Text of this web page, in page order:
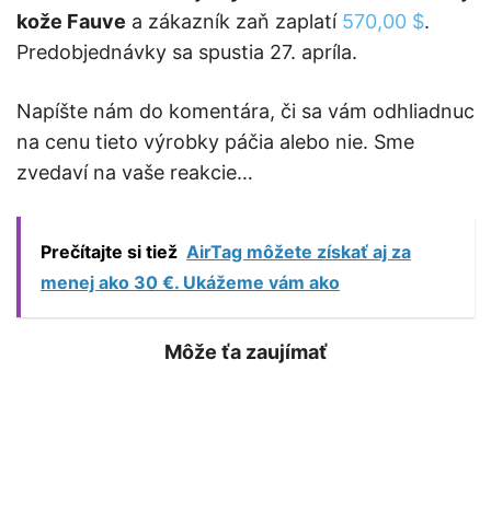
kože Fauve a zákazník zaň zaplatí 570,00 $.
Predobjednávky sa spustia 27. apríla.
Napíšte nám do komentára, či sa vám odhliadnuc
na cenu tieto výrobky páčia alebo nie. Sme
zvedaví na vaše reakcie…
Prečítajte si tiež AirTag môžete získať aj za
menej ako 30 €. Ukážeme vám ako
Môže ťa zaujímať